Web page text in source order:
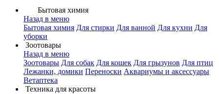
Бытовая химия
Назад в меню
Бытовая химия Для стирки Для ванной Для кухни Для
уборки
Зоотовары
Назад в меню
Зоотовары Для собак Для кошек Для грызунов Для птиц
Лежанки, домики Переноски Аквариумы и аксессуары
Ветаптека
Техника для красоты